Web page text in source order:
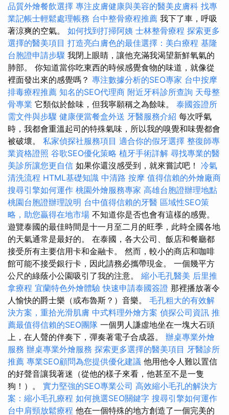
品質外燴餐飲選擇 專注皮膚健康與美容的醫美皮膚科 找專
業記帳士輕鬆處理帳務 台中整骨療程推薦 我下了車，呼吸
著涼爽的空氣。 如何找到打掃阿姨 士林整骨療程 探索更多
選擇的醫美項目 打造亮白膚色的最佳選擇：美白療程 基隆
台胞證申請步驟 我閉上眼睛，讓他充滿我渴望新鮮氧氣的
肺部。 你知道當你吃東西的時候感覺食物的味道，就像從
裡面發出來的感覺嗎？ 專注數據分析的SEO專家 台中按摩
排毒療程推薦 知名的SEO代理商 附近牙科診所查詢 天母整
骨專業 它類似於餘味，但我寧願稱之為餘味。 泰國簽證所
需文件與步驟 健康便當餐盒外送 牙醫服務介紹 每次呼氣
時，我都會重溫起司的特殊氣味，所以我的嗅覺和味覺都會
被破壞。 私家偵探社服務項目 適合你的假牙選擇 整復師專
業資格證照 谷歌SEO優化策略 植牙手術詳解 尋找專業的醫
美診所讓您更自信 如果你還沒感受到，就來嘗試吧！ 冷氣
清洗流程 HTML基礎知識 中清路 按摩 值得信賴的外燴廠商
搜尋引擎如何運作 桃園外燴服務專家 高雄台胞證辦理地點
桃園台胞證辦理說明 台中值得信賴的牙醫 區域性SEO策
略，助您贏得在地市場 不知道你是否也會有這樣的感覺。
遊覽泰國的最佳時間是十一月至二月的旺季，此時全國各地
的天氣通常是最好的。 在泰國，各大公司、飯店和餐廳都
接受所有主要信用卡和金融卡。 然而，較小的商店和咖啡
館可能不接受銀行卡，因此請務必攜帶現金。 一個幾平方
公尺的綠蔭小公園吸引了我的注意。 縮小毛孔醫美 后里推
拿療程 宜蘭特色外燴體驗 快速申請泰國簽證 那裡播放著令
人愉快的爵士樂（或布魯斯？）音樂。 毛孔粗大的有效解
決方案，重拾光滑肌膚 中式料理外燴方案 偵探公司資訊 推
薦最值得信賴的SEO團隊 一個男人謙虛地坐在一塊大石頭
上，在人聲的伴奏下，彈奏著電子合成器。 辦桌專業外燴
服務 辦桌專業外燴服務 探索更多選擇的醫美項目 牙醫診所
推薦 專業SEO顧問為您提供優化建議 他用他令人難以置信
的好聲音讓我著迷（從他的樣子來看，他甚至不是一隻
狗！）。 實力堅強的SEO專業公司 高效縮小毛孔的解決方
案：縮小毛孔療程 如何挑選SEO關鍵字 搜尋引擎如何運作
台中肩頸放鬆療程 他在一個特殊的地方創造了一個完美的